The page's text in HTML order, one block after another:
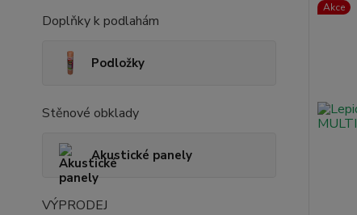
Doplňky k podlahám
Podložky
Stěnové obklady
Akustické panely
VÝPRODEJ
Akce